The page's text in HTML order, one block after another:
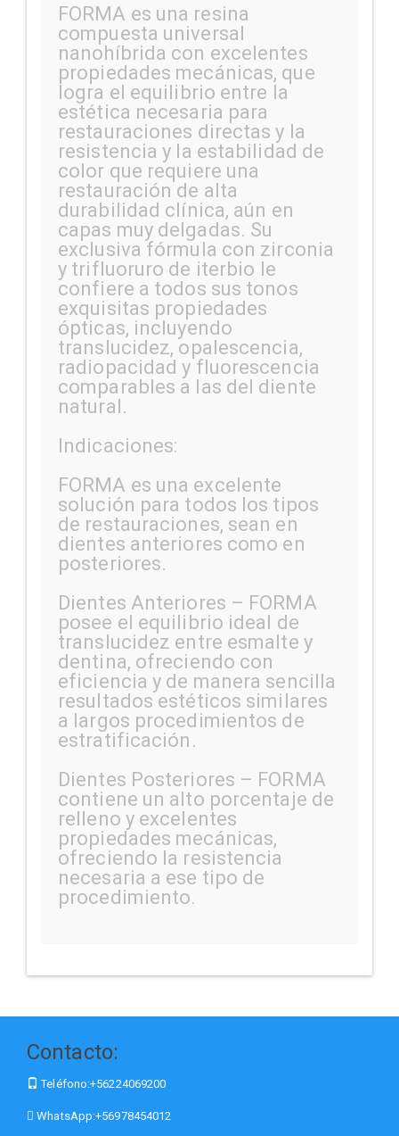
FORMA es una resina
compuesta universal
nanohíbrida con excelentes
propiedades mecánicas, que
logra el equilibrio entre la
estética necesaria para
restauraciones directas y la
resistencia y la estabilidad de
color que requiere una
restauración de alta
durabilidad clínica, aún en
capas muy delgadas. Su
exclusiva fórmula con zirconia
y trifluoruro de iterbio le
confiere a todos sus tonos
exquisitas propiedades
ópticas, incluyendo
translucidez, opalescencia,
radiopacidad y fluorescencia
comparables a las del diente
natural.
Indicaciones:
FORMA es una excelente
solución para todos los tipos
de restauraciones, sean en
dientes anteriores como en
posteriores.
Dientes Anteriores – FORMA
posee el equilibrio ideal de
translucidez entre esmalte y
dentina, ofreciendo con
eficiencia y de manera sencilla
resultados estéticos similares
a largos procedimientos de
estratificación.
Dientes Posteriores – FORMA
contiene un alto porcentaje de
relleno y excelentes
propiedades mecánicas,
ofreciendo la resistencia
necesaria a ese tipo de
procedimiento.
Contacto:
Teléfono:+56224069200
WhatsApp:+56978454012